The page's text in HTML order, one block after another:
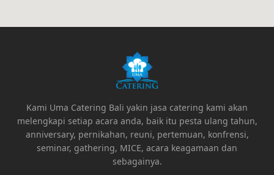
Kami Uma Catering Bali yakin jasa catering kami akan
melengkapi setiap acara anda, baik itu pesta ulang tahun,
anniversary, pernikahan, reuni, pertemuan, konfrensi,
seminar, gathering, MICE, acara keagamaan dan
sebagainya.